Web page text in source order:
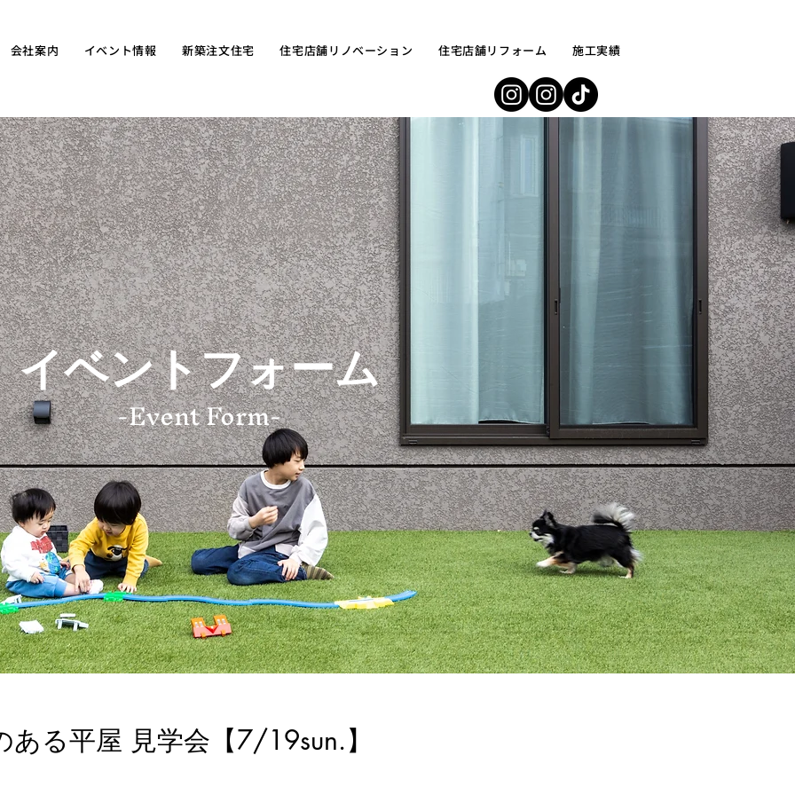
会社案内 イベント情報 新築注文住宅 住宅店舗リノベーション 住宅店舗リフォーム 施工実績
イベントフォーム
-Event Form-
ある平屋 見学会【7/19sun.】